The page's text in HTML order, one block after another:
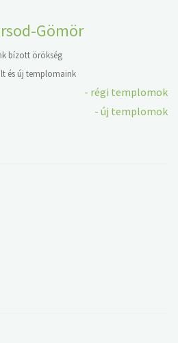
Gömör
bízott örökség
és új templomaink
- régi templomok
- új templomok